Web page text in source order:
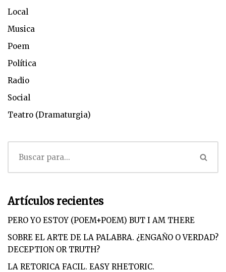
Local
Musica
Poem
Política
Radio
Social
Teatro (Dramaturgia)
Artículos recientes
PERO YO ESTOY (POEM+POEM) BUT I AM THERE
SOBRE EL ARTE DE LA PALABRA. ¿ENGAÑO O VERDAD?
DECEPTION OR TRUTH?
LA RETORICA FACIL. EASY RHETORIC.